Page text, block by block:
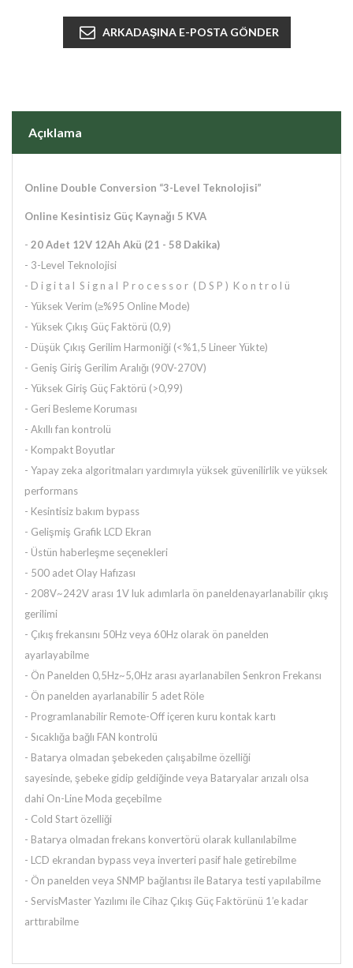
Açıklama
Online Double Conversion “3-Level Teknolojisi”
Online Kesintisiz Güç Kaynağı 5 KVA
- 20Adet 12V 12Ah Akü (21 - 58 Dakika)
- 3-Level Teknolojisi
- D i g i t a l S i g n a l P r o c e s s o r ( D S P ) K o n t r o l ü
- Yüksek Verim (≥%95 Online Mode)
- Yüksek Çıkış Güç Faktörü (0,9)
- Düşük Çıkış Gerilim Harmoniği (<%1,5 Lineer Yükte)
- Geniş Giriş Gerilim Aralığı (90V-270V)
- Yüksek Giriş Güç Faktörü (>0,99)
- Geri Besleme Koruması
- Akıllı fan kontrolü
- Kompakt Boyutlar
- Yapay zeka algoritmaları yardımıyla yüksek güvenilirlik ve yüksek
performans
- Kesintisiz bakım bypass
- Gelişmiş Grafik LCD Ekran
- Üstün haberleşme seçenekleri
- 500 adet Olay Hafızası
- 208V~242V arası 1V luk adımlarla ön paneldenayarlanabilir çıkış
gerilimi
- Çıkış frekansını 50Hz veya 60Hz olarak ön panelden
ayarlayabilme
- Ön Panelden 0,5Hz~5,0Hz arası ayarlanabilen Senkron Frekansı
- Ön panelden ayarlanabilir 5 adet Röle
- Programlanabilir Remote-Off içeren kuru kontak kartı
- Sıcaklığa bağlı FAN kontrolü
- Batarya olmadan şebekeden çalışabilme özelliği
sayesinde, şebeke gidip geldiğinde veya Bataryalar arızalı olsa
dahi On-Line Moda geçebilme
- Cold Start özelliği
- Batarya olmadan frekans konvertörü olarak kullanılabilme
- LCD ekrandan bypass veya inverteri pasif hale getirebilme
- Ön panelden veya SNMP bağlantısı ile Batarya testi yapılabilme
- ServisMaster Yazılımı ile Cihaz Çıkış Güç Faktörünü 1’e kadar
arttırabilme